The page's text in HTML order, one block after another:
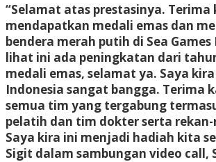
“Selamat atas prestasinya. Terima
mendapatkan medali emas dan
bendera merah putih di Sea
lihat ini ada peningkatan dari
medali emas, selamat ya. Saya
Indonesia sangat bangga. Terima
semua tim yang tergabung
pelatih dan tim dokter serta
Saya kira ini menjadi hadiah kita
Sigit dalam sambungan video call,